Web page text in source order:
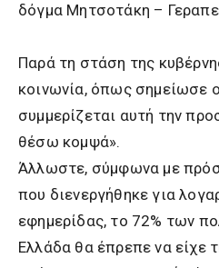
δόγμα Μητσοτάκη –
Παρά τη στάση της
κοινωνία, όπως σημείωσε
συμμερίζεται αυτή την
θέσω κομψά».
Άλλωστε, σύμφωνα με
που διενεργήθηκε για
εφημερίδας, το 72% των
Ελλάδα θα έπρεπε να είχε